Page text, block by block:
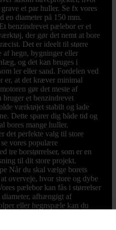
et par huller. Se fx vores
en diameter på 150 mm.
benzindrevet pælebor er et
der gør det nemt at bore
Det er ideelt til større
af hegn, bygninger eller
og det kan bruges i
ler eller sand. Fordelen ved
er, at det kræver minimal
gør det meste af
et benzindrevet
værktøjet stabilt og lade
Dette sparer dig både tid og
bores mange huller.
det perfekte valg til store
vores populære
tre borstørrelser, som er en
til dit store projekt.
Når du skal vælge borets
overveje, hvor store og dybe
pælebor kan fås i størrelser
afhængigt af
eller hegnspæle kan du
200 mm eller mere. Husk,